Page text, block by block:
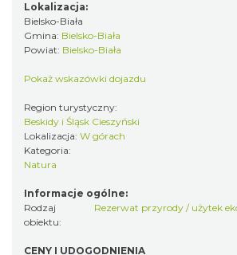
Lokalizacja:
Bielsko-Biała
Gmina: Bielsko-Biała
Powiat: Bielsko-Biała
Pokaż wskazówki dojazdu
Region turystyczny:
Beskidy i Śląsk Cieszyński
Lokalizacja: W górach
Kategoria:
Natura
Informacje ogólne:
Rodzaj
obiektu:
Rezerwat przyrody / użytek
CENY I UDOGODNIENIA